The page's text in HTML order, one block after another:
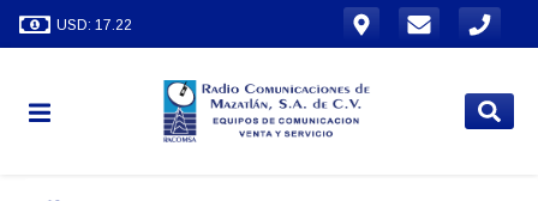
USD: 17.22